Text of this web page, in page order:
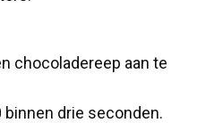
chocoladereep aan te
drie seconden.